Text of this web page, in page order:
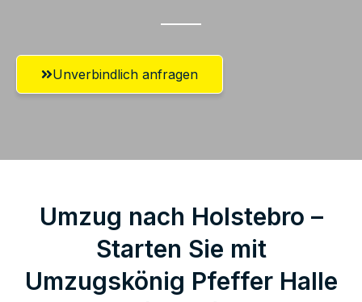
Unverbindlich anfragen
Umzug nach Holstebro –
Starten Sie mit
Umzugskönig Pfeffer Halle